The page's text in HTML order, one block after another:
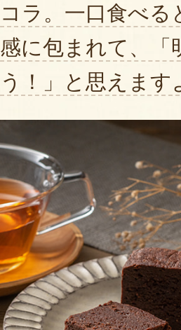
コラ。一口食べる
感に包まれて、「
う！」と思えます